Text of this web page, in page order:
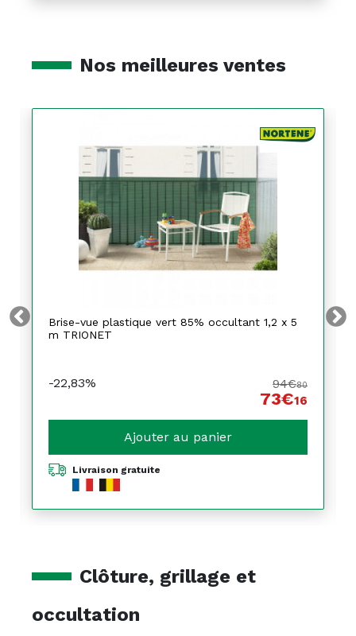
Nos meilleures ventes
Brise-vue plastique vert 85% occultant 1,2 x 5
m TRIONET
-22,83% 94€80
73€16
Ajouter au panier
Livraison gratuite
Clôture, grillage et
occultation